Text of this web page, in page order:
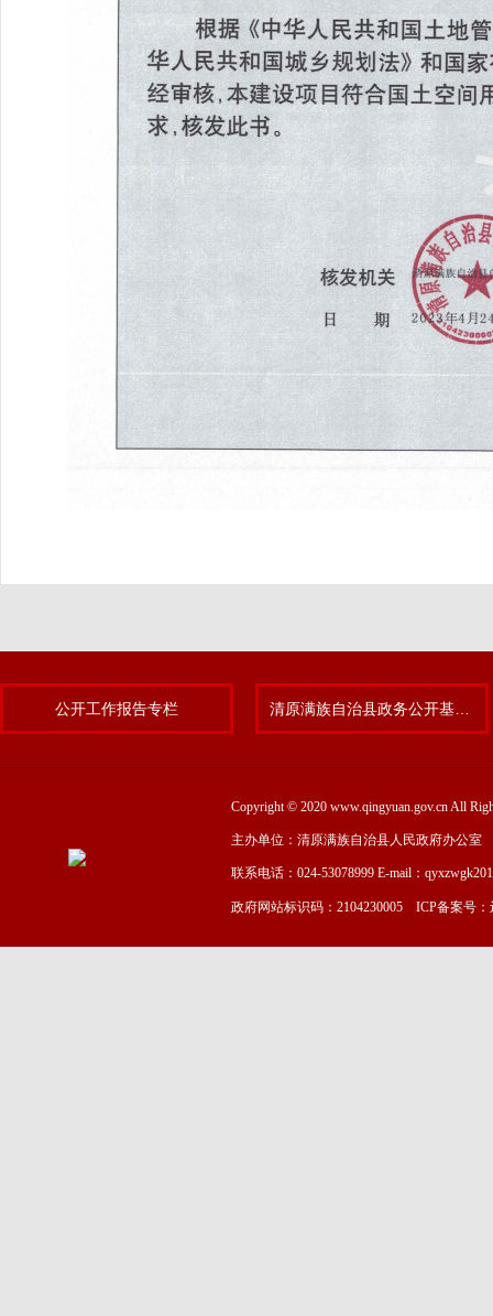
公开工作报告专栏
Copyright © 2020 www.qingyuan.gov.cn All
主办单位：清原满族自治县人民政府办公室
联系电话：024-53078999 E-mail：
政府网站标识码：2104230005 ICP备案号：